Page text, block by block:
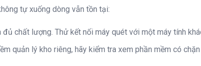
tự xuống dòng vẫn tồn tại:
chất lượng. Thử kết nối máy quét với một máy tính
quản lý kho riêng, hãy kiểm tra xem phần mềm có